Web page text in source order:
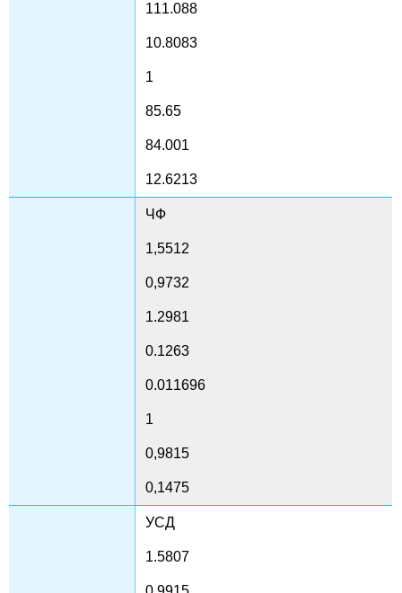
111.088
10.8083
1
85.65
84.001
12.6213
ЧФ
1,5512
0,9732
1.2981
0.1263
0.011696
1
0,9815
0,1475
УСД
1.5807